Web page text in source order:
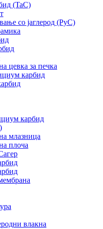
(TaC)
со јаглерод (PyC)
цевка за печка
карбид
карбид
млазница
плоча
влакна